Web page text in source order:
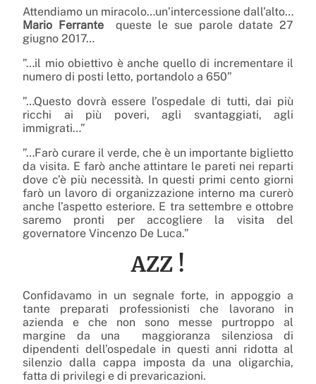
Attendiamo un miracolo…un’intercessione dall’alto…
Mario Ferrantequeste le sue parole datate 27
giugno 2017…
”…il mio obiettivo è anche quello di incrementare il
numero di posti letto, portandolo a 650”
”…Questo dovrà essere l’ospedale di tutti, dai più
ricchi ai più poveri, agli svantaggiati, agli
immigrati…”
”…Farò curare il verde, che è un importante biglietto
da visita. E farò anche attintare le pareti nei reparti
dove c’è più necessità. In questi primi cento giorni
farò un lavoro di organizzazione interno ma curerò
anche l’aspetto esteriore. E tra settembre e ottobre
saremo pronti per accogliere la visita del
governatore Vincenzo De Luca.”
AZZ !
Confidavamo in un segnale forte, in appoggio a
tante preparati professionisti che lavorano in
azienda e che non sono messe purtroppo al
margine da una maggioranza silenziosa di
dipendenti dell’ospedale in questi anni ridotta al
silenzio dalla cappa imposta da una oligarchia,
fatta di privilegi e di prevaricazioni.